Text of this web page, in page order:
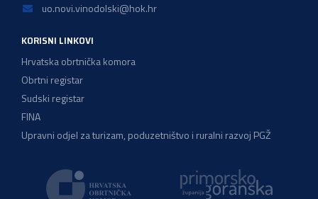
uo.novi.vinodolski@hok.hr
KORISNI LINKOVI
Hrvatska obrtnička komora
Obrtni registar
Sudski registar
FINA
Upravni odjel za turizam, poduzetništvo i ruralni razvoj PGŽ